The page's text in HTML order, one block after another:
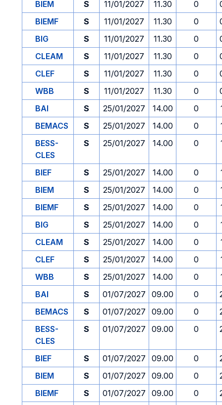
BIEM
S 11/01/2027 11.30 0
BIEMF
S 11/01/2027 11.30 0
BIG
S 11/01/2027 11.30 0
CLEAM
S 11/01/2027 11.30 0
CLEF
S 11/01/2027 11.30 0
WBB
S 11/01/2027 11.30 0
BAI
S 25/01/2027 14.00 0
BEMACS
S 25/01/2027 14.00 0
BESS-
CLES
S 25/01/2027 14.00 0
BIEF S 25/01/2027 14.00 0
BIEM
S 25/01/2027 14.00 0
BIEMF
S 25/01/2027 14.00 0
BIG
S 25/01/2027 14.00 0
CLEAM
S 25/01/2027 14.00 0
CLEF
S 25/01/2027 14.00 0
WBB
S 25/01/2027 14.00 0
BAI
S 01/07/2027 09.00 0
BEMACS
S 01/07/2027 09.00 0
BESS-
CLES
S 01/07/2027 09.00 0
BIEF S 01/07/2027 09.00 0
BIEM
S 01/07/2027 09.00 0
BIEMF
S 01/07/2027 09.00 0